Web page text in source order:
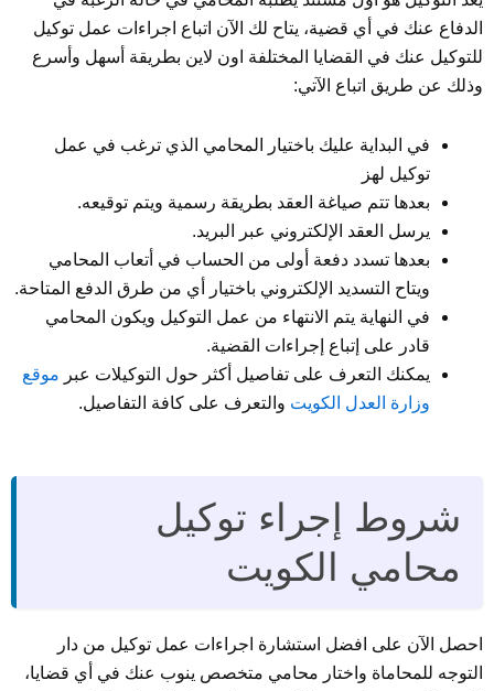
الدفاع عنك في أي قضية، يتاح لك الآن اتباع اجراءات عمل توكيل
للتوكيل عنك في القضايا المختلفة اون لاين بطريقة أسهل وأسرع
وذلك عن طريق اتباع الآتي:
في البداية عليك باختيار المحامي الذي ترغب في عمل
توكيل لهز
بعدها تتم صياغة العقد بطريقة رسمية ويتم توقيعه.
يرسل العقد الإلكتروني عبر البريد.
بعدها تسدد دفعة أولى من الحساب في أتعاب المحامي
ويتاح التسديد الإلكتروني باختيار أي من طرق الدفع المتاحة.
في النهاية يتم الانتهاء من عمل التوكيل ويكون المحامي
قادر على إتباع إجراءات القضية.
يمكنك التعرف على تفاصيل أكثر حول التوكيلات عبر موقع
وزارة العدل الكويت والتعرف على كافة التفاصيل.
شروط إجراء توكيل
محامي الكويت
احصل الآن على افضل استشارة اجراءات عمل توكيل من دار
التوجه للمحاماة واختار محامي متخصص ينوب عنك في أي قضايا،